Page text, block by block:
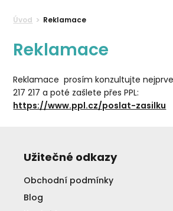
Úvod Reklamace
Reklamace
Reklamace prosím konzultujte
217 217 a poté zašlete přes PPL:
https://www.ppl.cz/poslat-zasilku
Užitečné odkazy
Obchodní podmínky
Blog